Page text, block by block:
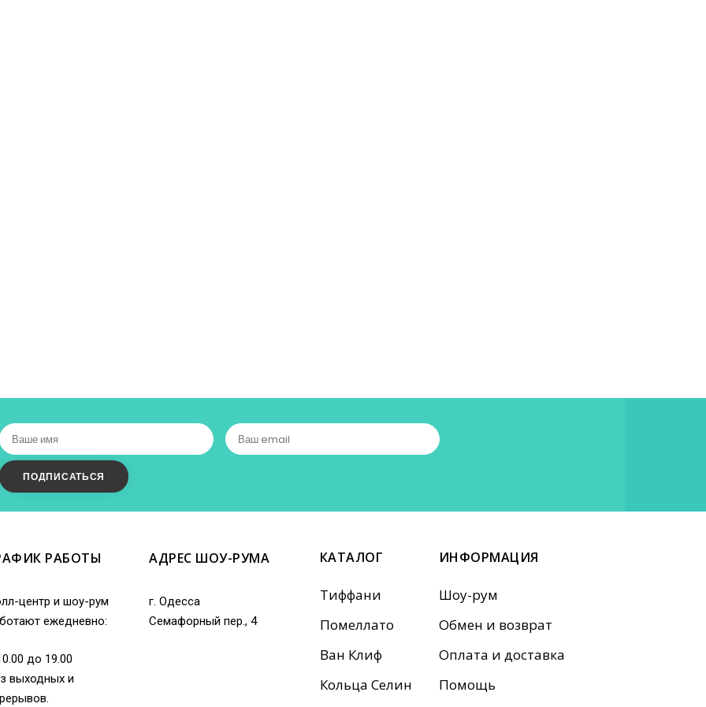
РАБОТЫ
центр и шоу-рум
ежедневно:
до 19.00
выходных и
АДРЕС ШОУ-РУМА
г. Одесса
Семафорный пер., 4
КАТАЛОГ
Тиффани
Помеллато
Ван Клиф
Кольца Селин
ИНФОРМАЦИЯ
Шоу-рум
Обмен и возврат
Оплата и доставка
Помощь